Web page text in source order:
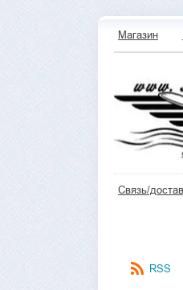
Магазин
Связь/
RSS